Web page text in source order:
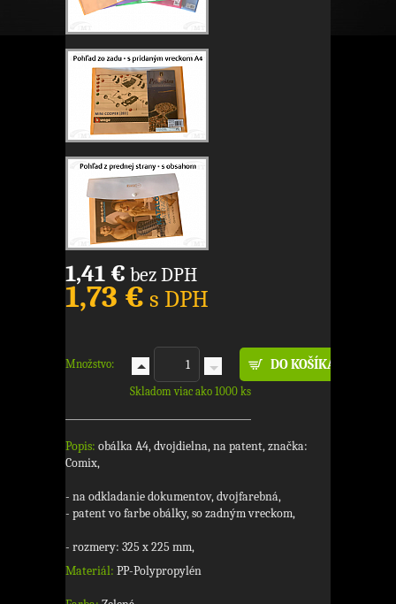
1,41 € bez DPH
1,73 € s DPH
Množstvo:
Skladom viac ako 1000 ks
Popis: obálka A4, dvojdielna, na patent, značka:
Comix,
- na odkladanie dokumentov, dvojfarebná,
- patent vo farbe obálky, so zadným vreckom,
- rozmery: 325 x 225 mm,
Materiál: PP-Polypropylén